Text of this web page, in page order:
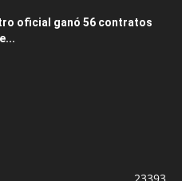
oficial ganó 56 contratos